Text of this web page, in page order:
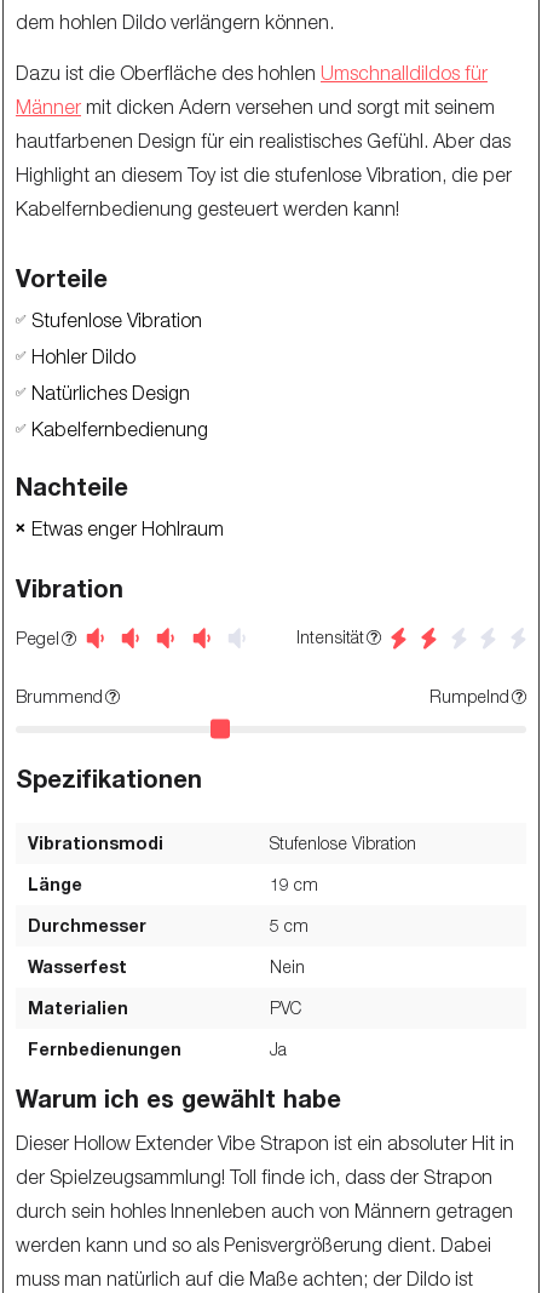
dem hohlen Dildo verlängern können.
Dazu ist die Oberfläche des hohlen Umschnalldildos für
Männer mit dicken Adern versehen und sorgt mit seinem
hautfarbenen Design für ein realistisches Gefühl. Aber das
Highlight an diesem Toy ist die stufenlose Vibration, die per
Kabelfernbedienung gesteuert werden kann!
Vorteile
✅ Stufenlose Vibration
✅ Hohler Dildo
✅ Natürliches Design
✅ Kabelfernbedienung
Nachteile
❌ Etwas enger Hohlraum
Vibration
Pegel Intensität
Brummend Rumpelnd
Spezifikationen
Vibrationsmodi
Stufenlose Vibration
Länge
19 cm
Durchmesser
5 cm
Wasserfest
Nein
Materialien
PVC
Fernbedienungen
Ja
Warum ich es gewählt habe
Dieser Hollow Extender Vibe Strapon ist ein absoluter Hit in
der Spielzeugsammlung! Toll finde ich, dass der Strapon
durch sein hohles Innenleben auch von Männern getragen
werden kann und so als Penisvergrößerung dient. Dabei
muss man natürlich auf die Maße achten; der Dildo ist